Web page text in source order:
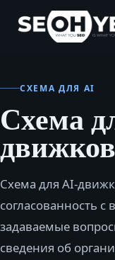
SEOH
СХЕМА ДЛЯ AI
Схема
Схема для AI-
согласованность
задаваемые
сведения об